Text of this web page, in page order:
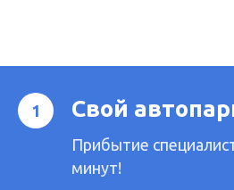
Свой
Прибытие
минут!